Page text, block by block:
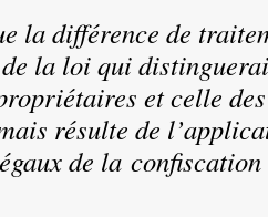
la différence de
la loi qui
et celle
résulte de
de la